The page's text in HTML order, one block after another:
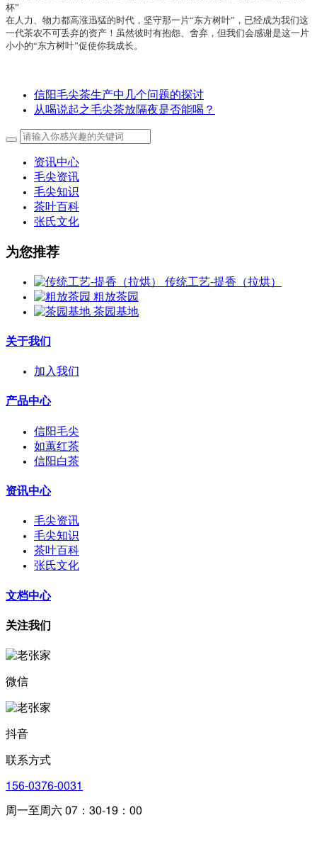
杯”
在人力、物力都高涨迅猛的时代，坚守那一片“东方树叶”，已经成为我们这
一代茶农不可丢弃的资产！虽然彼时有抱怨、舍弃，但我们会感谢是这一片
小小的“东方树叶”促使你我成长。
信阳毛尖茶生产中几个问题的探讨
从喝说起之毛尖茶放隔夜是否能喝？
资讯中心
毛尖资讯
毛尖知识
茶叶百科
张氏文化
为您推荐
传统工艺-提香（拉烘）
粗放茶园
茶园基地
关于我们
加入我们
产品中心
信阳毛尖
如蕙红茶
信阳白茶
资讯中心
毛尖资讯
毛尖知识
茶叶百科
张氏文化
文档中心
关注我们
微信
抖音
联系方式
156-0376-0031
周一至周六 07：30-19：00